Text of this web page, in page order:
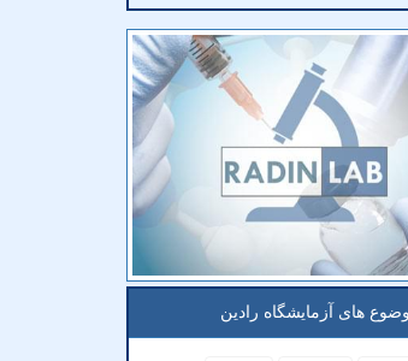
های آزمایشگاه رادین